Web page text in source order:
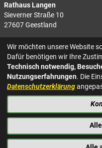
Rathaus Langen
Sieverner Straße 10
27607 Geestland
Rathaus Bad Bederkesa
Am Markt 8
27624 Geestland
Tel.: 04743 937-2300
KONTAKT
IMPRESSUM
DATENSCHUTZ
BARRIEREFREIHEIT
Wir möchten unsere Website
Dafür benötigen wir Ihre
Technisch notwendig,
Nutzungserfahrungen. Die
Datenschutzerklärung